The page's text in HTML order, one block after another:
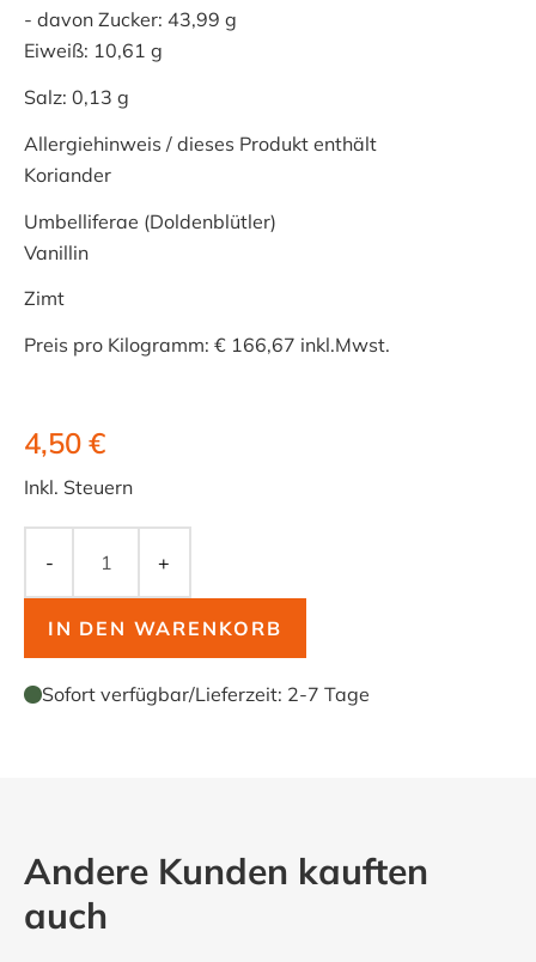
- davon Zucker: 43,99 g
Eiweiß: 10,61 g
Salz: 0,13 g
Allergiehinweis / dieses Produkt enthält
Koriander
Umbelliferae (Doldenblütler)
Vanillin
Zimt
Preis pro Kilogramm: € 166,67 inkl.Mwst.
4,50 €
Inkl. Steuern
- +
IN DEN WARENKORB
Sofort verfügbar/Lieferzeit: 2-7 Tage
Andere Kunden kauften
auch